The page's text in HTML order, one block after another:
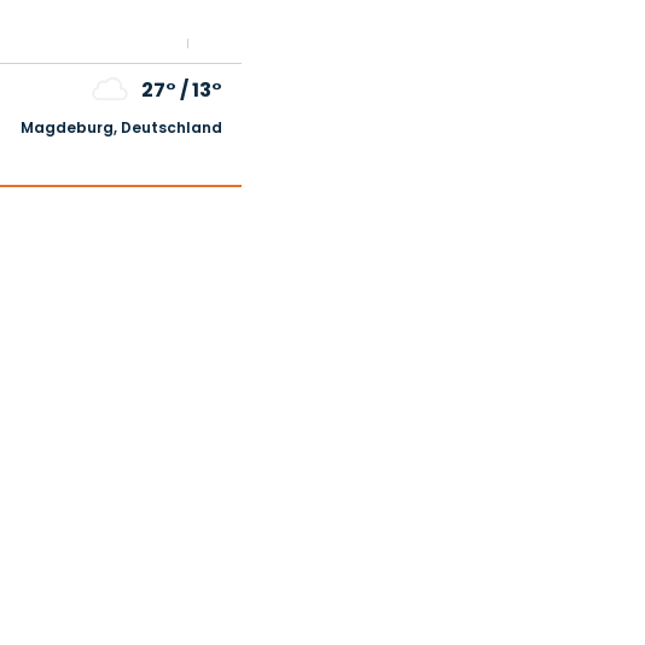
27°/13°
Magdeburg, Deutschland